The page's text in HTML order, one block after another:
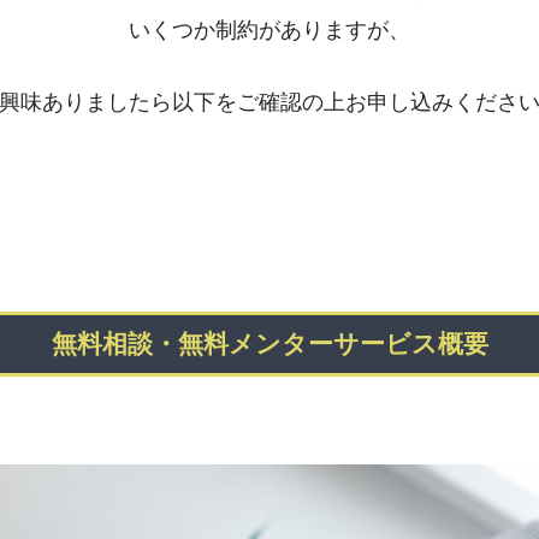
いくつか制約がありますが、
味ありましたら以下をご確認の上お申し込みくださ
無料相談・無料メンターサービス概要